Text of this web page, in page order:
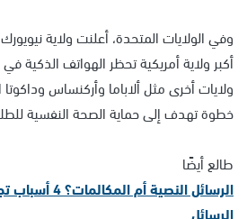
وفي الولايات المتحدة، أعلنت ولاية
أكبر ولاية أمريكية تحظر الهواتف الذكية
ولايات أخرى مثل ألاباما وأركنساس
خطوة تهدف إلى حماية الصحة النفسية
طالع أيضًا
الرسائل النصية
الرسائل